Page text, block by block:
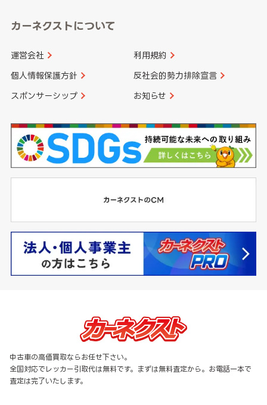
カーネクストについて
運営会社 利用規約
個人情報保護方針 反社会的勢力排除宣言
スポンサーシップ お知らせ
中古車の高価買取ならお任せ下さい。
全国対応でレッカー引取代は無料です。まずは無料査定から。お電話一本で
査定は完了いたします。